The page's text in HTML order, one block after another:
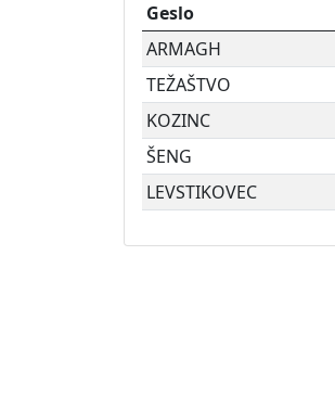
Geslo
ARMAGH
TEŽAŠTVO
KOZINC
ŠENG
LEVSTIKOVEC